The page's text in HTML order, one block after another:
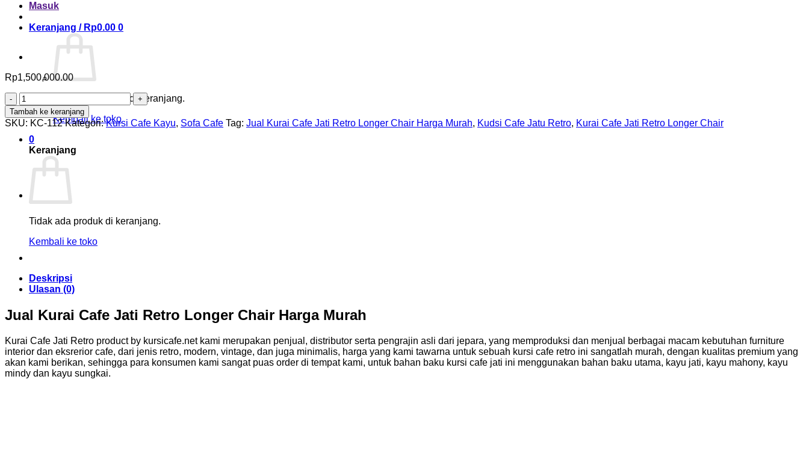
Masuk
Keranjang / Rp0.00 0
Tidak ada produk di keranjang.
Kembali ke toko
0
Keranjang
Tidak ada produk di keranjang.
Kembali ke toko
Rp1,500,000.00
Kuantitas
Kurai
Cafe
Jati
Retro
Longer
Tambah ke keranjang
SKU: KC-112 Kategori:Kursi Cafe Kayu, Sofa Cafe Tag: Jual Kurai Cafe Jati Retro Longer Chair Harga Murah, Kudsi Cafe Jatu Retro, Kurai Cafe Jati Retro Longer Chair
Deskripsi
Ulasan (0)
Jual Kurai Cafe Jati Retro Longer Chair Harga Murah
Kurai Cafe Jati Retro product by kursicafe.net kami merupakan penjual, distributor serta pengrajin asli dari jepara, yang memproduksi dan menjual berbagai macam kebutuhan furniture
interior dan eksrerior cafe, dari jenis retro, modern, vintage, dan juga minimalis, harga yang kami tawarna untuk sebuah kursi cafe retro ini sangatlah murah, dengan kualitas premium yang
akan kami berikan, sehingga para konsumen kami sangat puas order di tempat kami, untuk bahan baku kursi cafe jati ini menggunakan bahan baku utama, kayu jati, kayu mahony, kayu
mindy dan kayu sungkai.